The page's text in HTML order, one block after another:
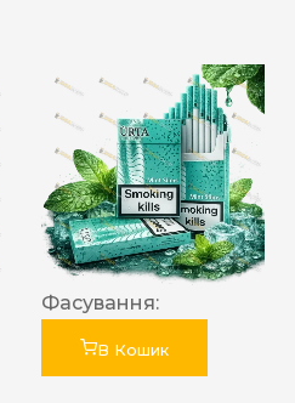
Фасування:
В Кошик